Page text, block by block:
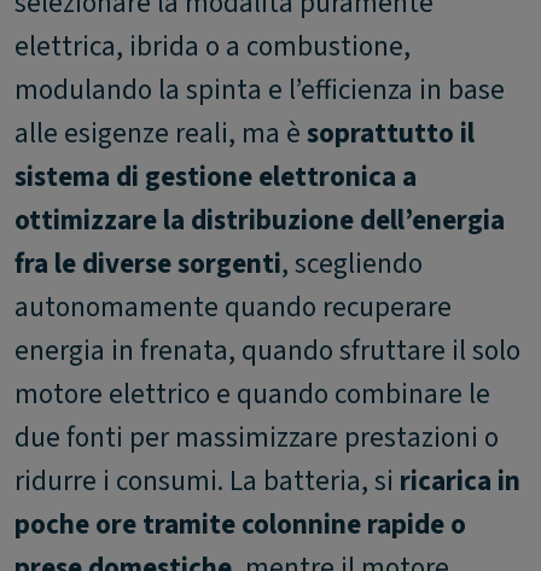
elettrica, ibrida o a combustione,
modulando la spinta e l’efficienza in base
alle esigenze reali, ma èsoprattutto il
sistema di gestione elettronica a
ottimizzare la distribuzione dell’energia
fra le diverse sorgenti, scegliendo
autonomamente quando recuperare
energia in frenata, quando sfruttare il solo
motore elettrico e quando combinare le
due fonti per massimizzare prestazioni o
ridurre i consumi. La batteria, si ricarica in
poche ore tramite colonnine rapide o